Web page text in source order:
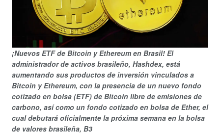
¡Nuevos ETF de Bitcoin y Ethereum en Brasil! El
administrador de activos brasileño, Hashdex, está
aumentando sus productos de inversión vinculados a
Bitcoin y Ethereum, con la presencia de un nuevo fondo
cotizado en bolsa (ETF) de Bitcoin libre de emisiones de
carbono, así como un fondo cotizado en bolsa de Ether, el
cual debutará oficialmente la próxima semana en la bolsa
de valores brasileña, B3